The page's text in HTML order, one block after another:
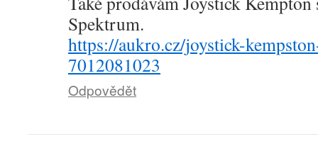
Spektrum.
https://aukro.cz/joystick-
7012081023
Odpovědět